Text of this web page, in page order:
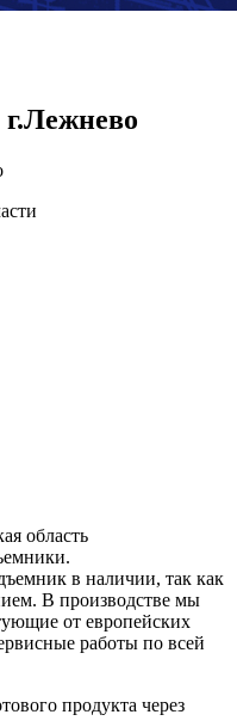
г.Лежнево
область
в наличии, так как
В производстве мы
от европейских
работы по всей
продукта через